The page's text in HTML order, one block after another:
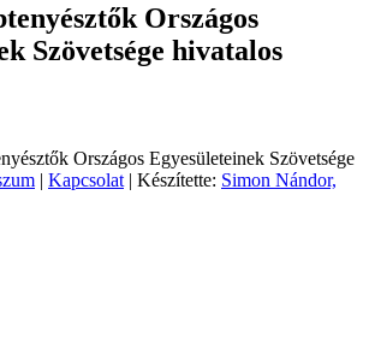
Országos
Szövetsége hivatalos
Országos Egyesületeinek Szövetsége
| Kapcsolat | Készítette: Simon Nándor,